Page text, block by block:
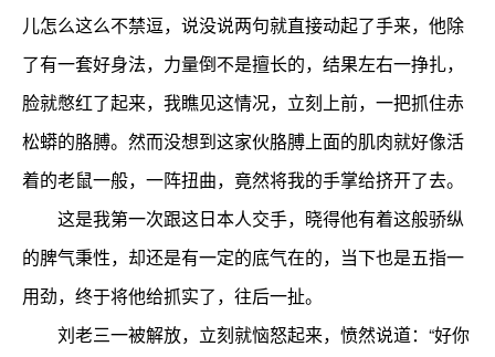
儿怎么这么不禁逗，说没说两句就直接动起了手来，他除
了有一套好身法，力量倒不是擅长的，结果左右一挣扎，
脸就憋红了起来，我瞧见这情况，立刻上前，一把抓住赤
松蟒的胳膊。然而没想到这家伙胳膊上面的肌肉就好像活
着的老鼠一般，一阵扭曲，竟然将我的手掌给挤开了去。
这是我第一次跟这日本人交手，晓得他有着这般骄纵
的脾气秉性，却还是有一定的底气在的，当下也是五指一
用劲，终于将他给抓实了，往后一扯。
刘老三一被解放，立刻就恼怒起来，愤然说道：“好你